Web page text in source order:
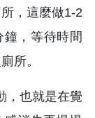
，這麼做1-2
，等待時間
所。
，也就是在覺